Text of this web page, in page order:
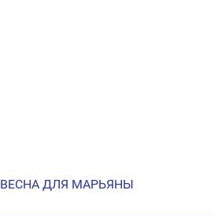
ВЕСНА ДЛЯ МАРЬЯНЫ